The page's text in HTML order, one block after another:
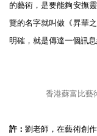
的藝術，是要能夠安撫
覽的名字就叫做《昇華
明確，就是傳達一個訊
香港蘇富比藝
許：劉老師，在藝術創